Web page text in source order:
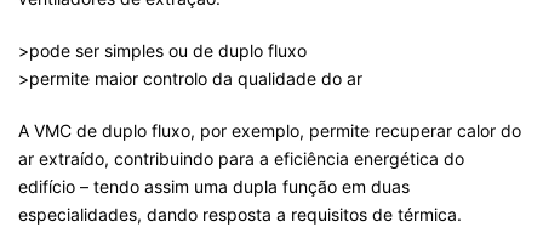
>pode ser simples ou de duplo fluxo
>permite maior controlo da qualidade do ar
A VMC de duplo fluxo, por exemplo, permite recuperar calor do
ar extraído, contribuindo para a eficiência energética do
edifício – tendo assim uma dupla função em duas
especialidades, dando resposta a requisitos de térmica.